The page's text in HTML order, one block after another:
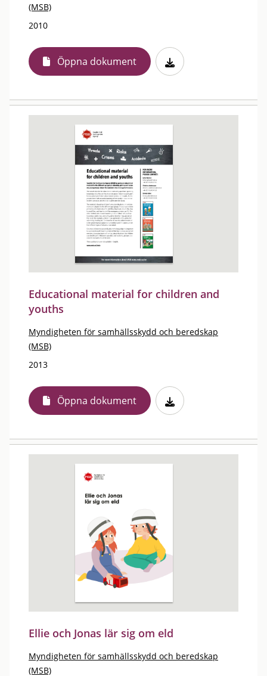
(MSB)
2010
Öppna dokument
Educational material for children and
youths
Myndigheten för samhällsskydd och beredskap
(MSB)
2013
Öppna dokument
Ellie och Jonas lär sig om eld
Myndigheten för samhällsskydd och beredskap
(MSB)